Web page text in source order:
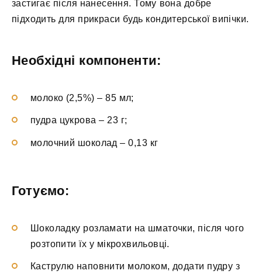
застигає після нанесення. Тому вона добре
підходить для прикраси будь кондитерської випічки.
Необхідні компоненти:
молоко (2,5%) – 85 мл;
пудра цукрова – 23 г;
молочний шоколад – 0,13 кг
Готуємо:
Шоколадку розламати на шматочки, після чого
розтопити їх у мікрохвильовці.
Каструлю наповнити молоком, додати пудру з